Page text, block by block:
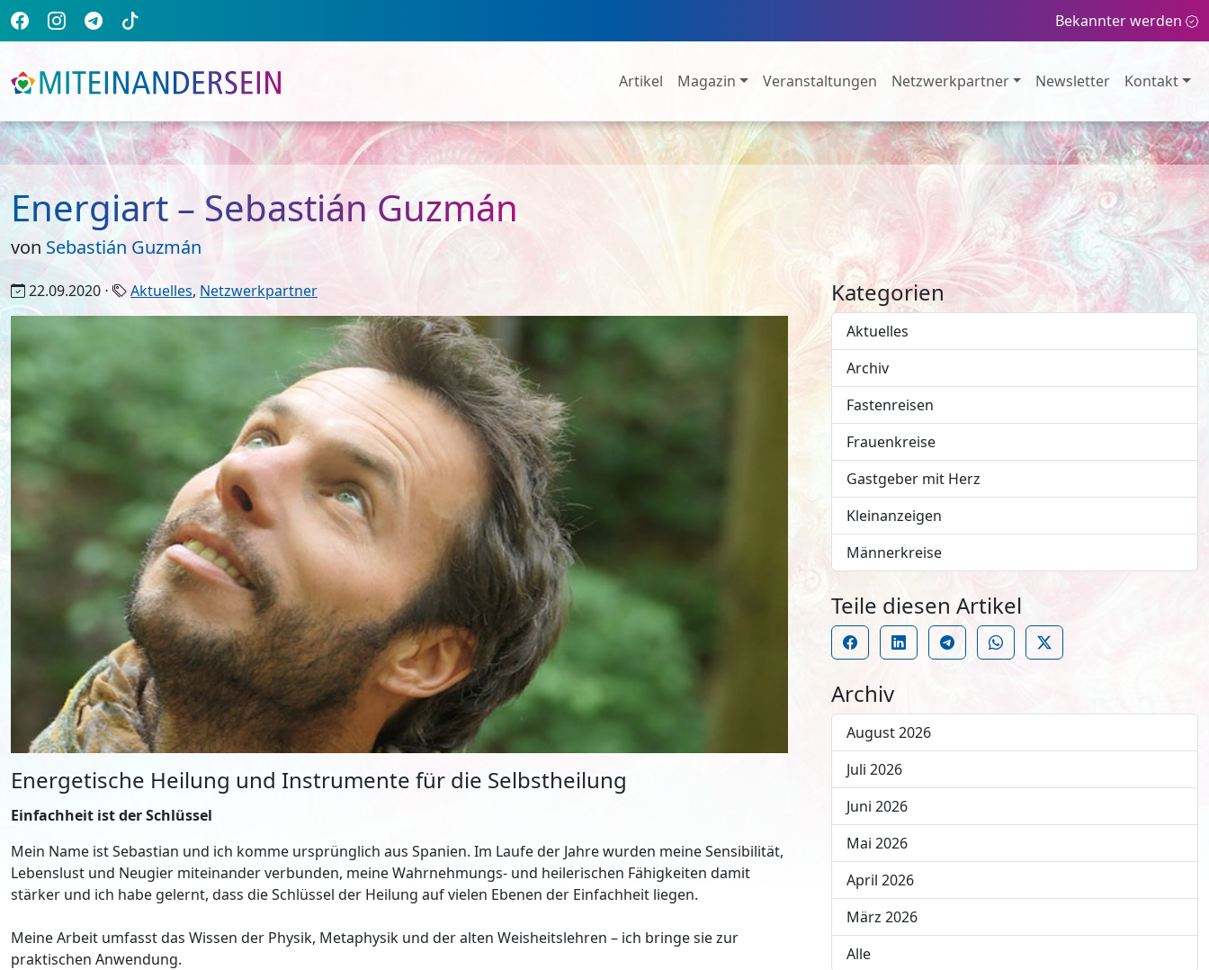
Bekannter werden
Artikel Magazin Veranstaltungen Netzwerkpartner Newsletter Kontakt
Energiart – Sebastián Guzmán
von Sebastián Guzmán
22.09.2020 ⋅ Aktuelles, Netzwerkpartner
Energetische Heilung und Instrumente für die Selbstheilung
Einfachheit ist der Schlüssel
Mein Name ist Sebastian und ich komme ursprünglich aus Spanien. Im Laufe der Jahre wurden meine Sensibilität,
Lebenslust und Neugier miteinander verbunden, meine Wahrnehmungs- und heilerischen Fähigkeiten damit
stärker und ich habe gelernt, dass die Schlüssel der Heilung auf vielen Ebenen der Einfachheit liegen.
Meine Arbeit umfasst das Wissen der Physik, Metaphysik und der alten Weisheitslehren – ich bringe sie zur
praktischen Anwendung.
Kategorien
Aktuelles
Archiv
Fastenreisen
Frauenkreise
Gastgeber mit Herz
Kleinanzeigen
Männerkreise
Teile diesen Artikel
Archiv
August 2026
Juli 2026
Juni 2026
Mai 2026
April 2026
März 2026
Alle